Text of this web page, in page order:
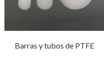
Barras y tubos de PTFE